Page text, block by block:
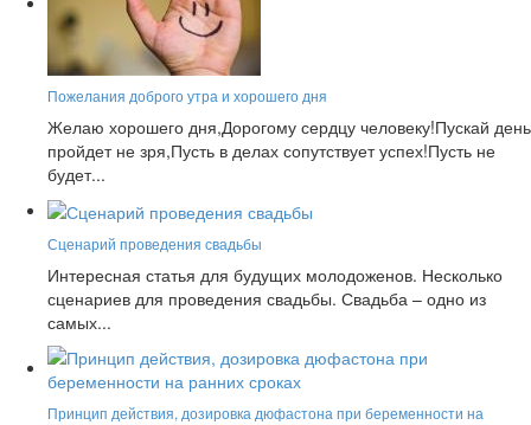
Пожелания доброго утра и хорошего дня
Желаю хорошего дня,Дорогому сердцу человеку!Пускай день
пройдет не зря,Пусть в делах сопутствует успех!Пусть не
будет...
Сценарий проведения свадьбы
Интересная статья для будущих молодоженов. Несколько
сценариев для проведения свадьбы. Свадьба – одно из
самых...
Принцип действия, дозировка дюфастона при беременности на